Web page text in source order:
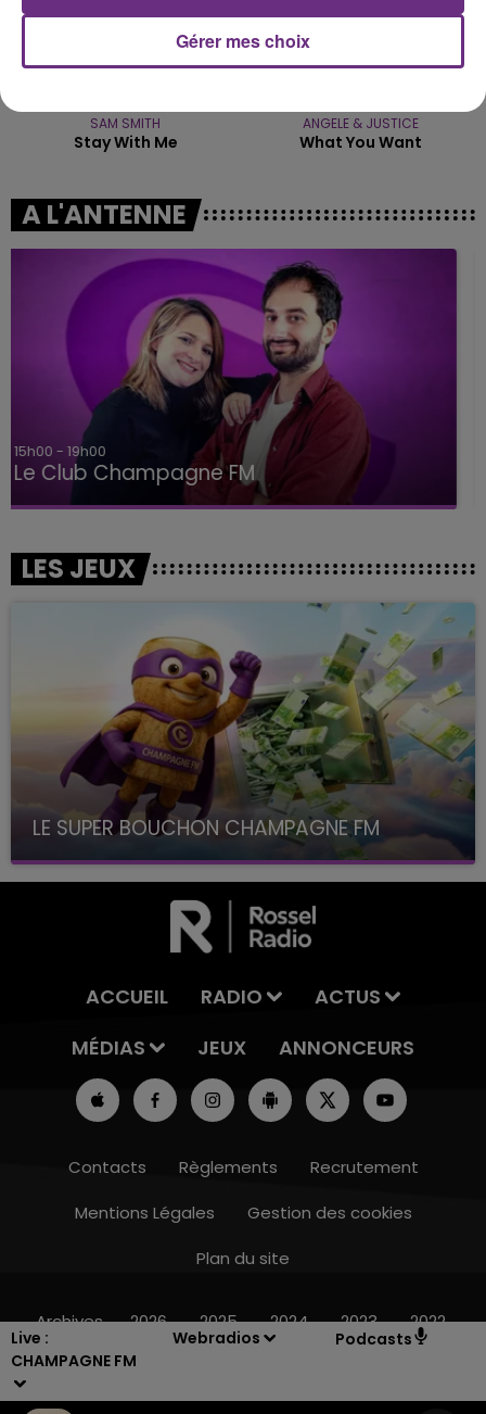
Live :
CHAMPAGNE FM
Webradios Podcasts
SAM SMITH
Stay With Me
ANGELE & JUSTICE
What You Want
A L'ANTENNE
19h00 - 19h15
LA POP MACHINE - CHAMPAGNE FM
LES JEUX
LE SUPER BOUCHON CHAMPAGNE FM
avec La Famille Champagne FM, à 8H10
ACCUEIL RADIO
ACTUS
MÉDIAS
JEUX ANNONCEURS
Contacts Règlements
Recrutement
Mentions Légales
Gestion des cookies
Plan du site
Archives 2026 2025 2024 2023 2022
Gérer mes choix